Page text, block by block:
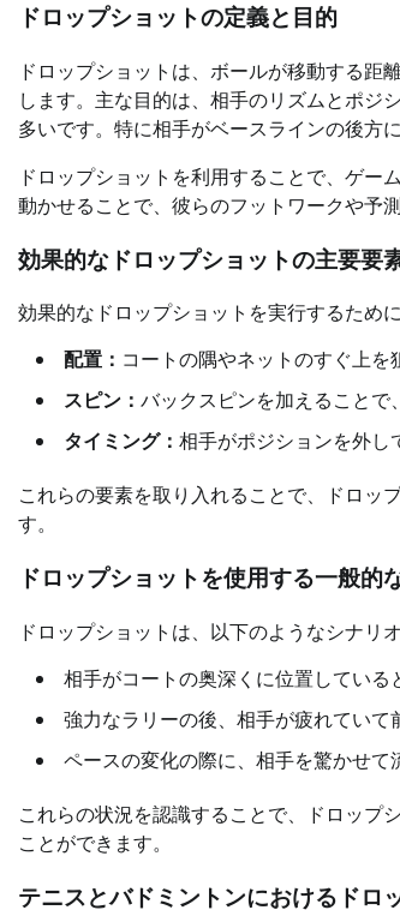
ドロップショットの定義と目的
ドロップショットは、ボールが移動する距
します。主な目的は、相手のリズムとポジ
多いです。特に相手がベースラインの後方
ドロップショットを利用することで、ゲー
動かせることで、彼らのフットワークや予
効果的なドロップショットの主要要
効果的なドロップショットを実行するため
配置： コートの隅やネットのすぐ上を
スピン： バックスピンを加えることで
タイミング： 相手がポジションを外し
これらの要素を取り入れることで、ドロッ
す。
ドロップショットを使用する一般的
ドロップショットは、以下のようなシナリ
相手がコートの奥深くに位置している
強力なラリーの後、相手が疲れていて
ペースの変化の際に、相手を驚かせて
これらの状況を認識することで、ドロップ
ことができます。
テニスとバドミントンにおけるドロ